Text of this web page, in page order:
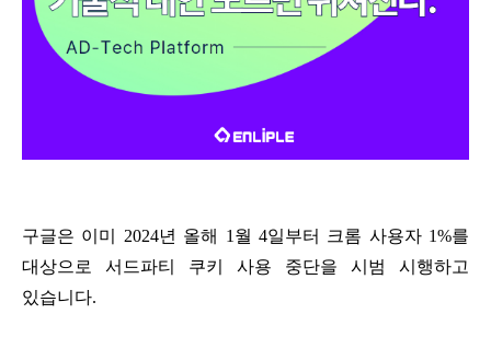
구글은 이미 2024년 올해 1월 4일부터 크롬 사용자 1%를
대상으로 서드파티 쿠키 사용 중단을 시범 시행하고
있습니다.